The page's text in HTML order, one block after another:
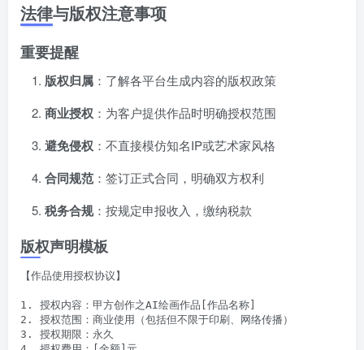
法律与版权注意事项
重要提醒
版权归属 ：了解各平台生成内容的版权政策
商业授权 ：为客户提供作品时明确授权范围
避免侵权 ：不直接模仿知名IP或艺术家风格
合同规范 ：签订正式合同，明确双方权利
税务合规：按规定申报收入，缴纳税款
版权声明模板
【作品使用授权协议】
1. 授权内容：甲方创作之AI绘画作品[作品名称]
2. 授权范围：商业使用（包括但不限于印刷、网络传播）
3. 授权期限：永久